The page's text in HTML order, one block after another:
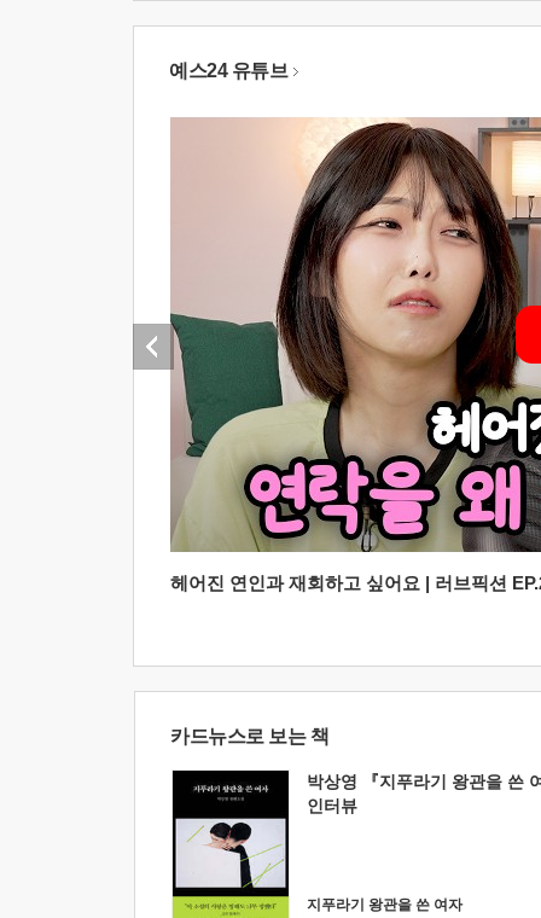
예스24 유튜브
헤어진 연인과 재회하고 싶어요 | 러브픽션
카드뉴스로 보는 책
박상영 『지푸라기 왕관을 쓴
인터뷰
지푸라기 왕관을 쓴 여자